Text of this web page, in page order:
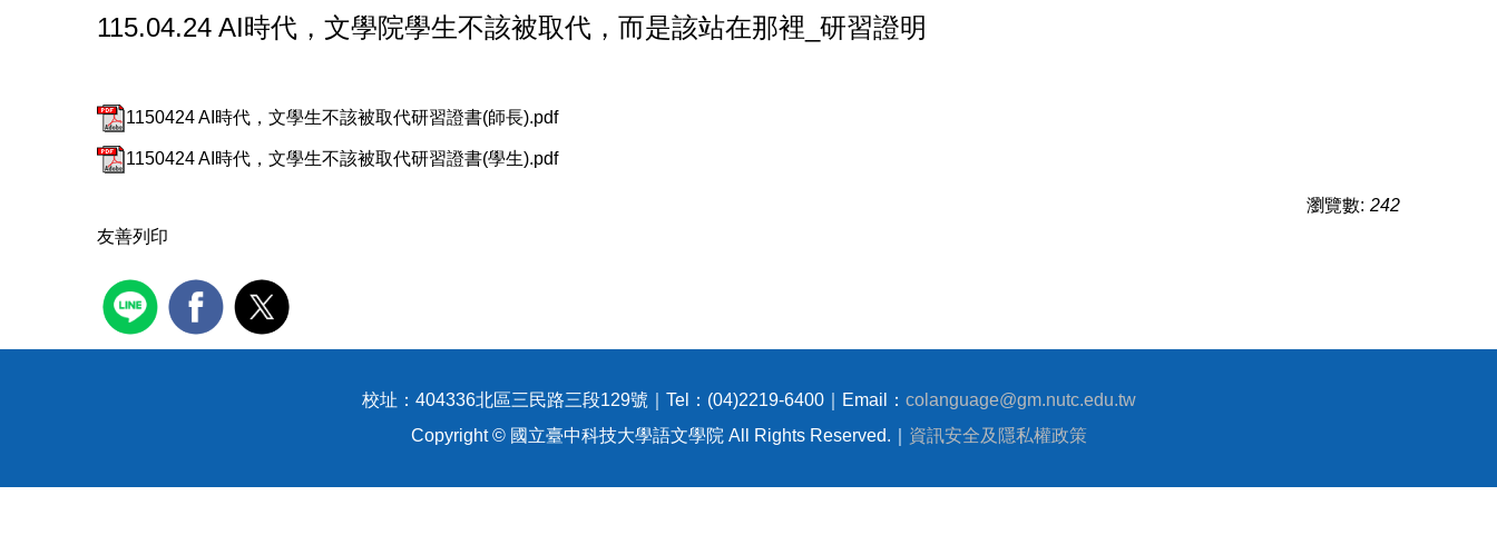
115.04.24 AI時代，文學院學生不該被取代，而是該站在那裡_研習證明
1150424 AI時代，文學生不該被取代研習證書(師長).pdf
1150424 AI時代，文學生不該被取代研習證書(學生).pdf
瀏覽數: 242
友善列印
校址：404336北區三民路三段129號｜Tel：(04)2219-6400｜Email： colanguage@gm.nutc.edu.tw
Copyright © 國立臺中科技大學語文學院 All Rights Reserved.｜ 資訊安全及隱私權政策